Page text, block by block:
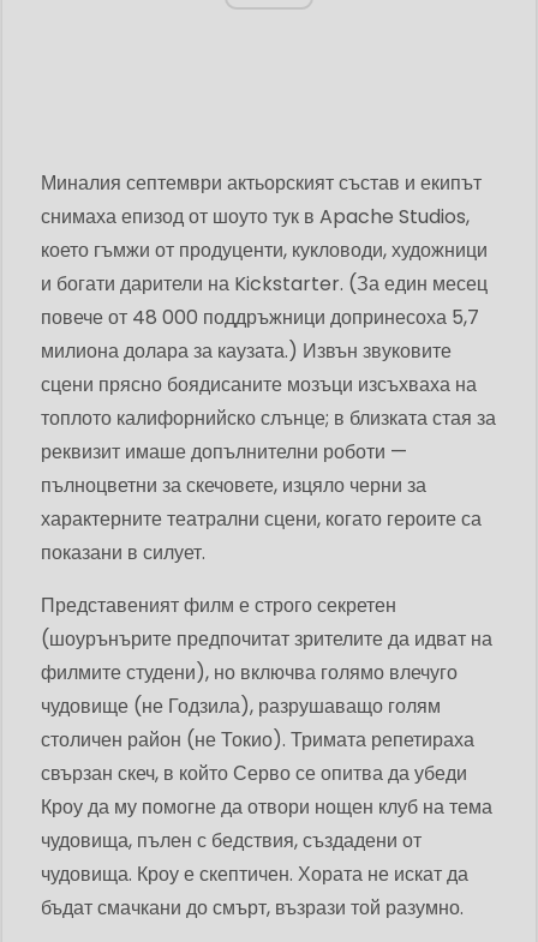
Миналия септември актьорският състав и екипът
снимаха епизод от шоуто тук в Apache Studios,
което гъмжи от продуценти, кукловоди, художници
и богати дарители на Kickstarter. (За един месец
повече от 48 000 поддръжници допринесоха 5,7
милиона долара за каузата.) Извън звуковите
сцени прясно боядисаните мозъци изсъхваха на
топлото калифорнийско слънце; в близката стая за
реквизит имаше допълнителни роботи —
пълноцветни за скечовете, изцяло черни за
характерните театрални сцени, когато героите са
показани в силует.
Представеният филм е строго секретен
(шоурънърите предпочитат зрителите да идват на
филмите студени), но включва голямо влечуго
чудовище (не Годзила), разрушаващо голям
столичен район (не Токио). Тримата репетираха
свързан скеч, в който Серво се опитва да убеди
Кроу да му помогне да отвори нощен клуб на тема
чудовища, пълен с бедствия, създадени от
чудовища. Кроу е скептичен. Хората не искат да
бъдат смачкани до смърт, възрази той разумно.